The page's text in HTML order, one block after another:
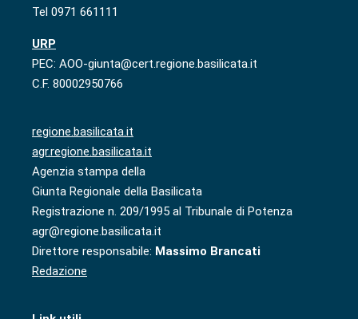
Tel 0971 661111
URP
PEC: AOO-giunta@cert.regione.basilicata.it
C.F. 80002950766
regione.basilicata.it
agr.regione.basilicata.it
Agenzia stampa della
Giunta Regionale della Basilicata
Registrazione n. 209/1995 al Tribunale di Potenza
agr@regione.basilicata.it
Direttore responsabile: Massimo Brancati
Redazione